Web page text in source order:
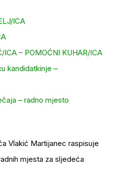
ICA
ICA – POMOĆNI KUHAR/ICA
kandidatkinje –
– radno mjesto
Vlakić Martijanec raspisuje
mjesta za sljedeća